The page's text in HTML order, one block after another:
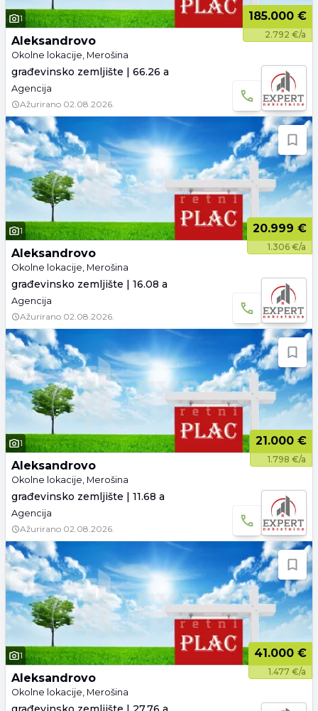
1 185.000 €
2.792 €/a
Aleksandrovo
Okolne lokacije, Merošina
građevinsko zemljište | 66.26 a
Agencija
Ažurirano 02.08.2026.
1 20.999 €
1.306 €/a
Aleksandrovo
Okolne lokacije, Merošina
građevinsko zemljište | 16.08 a
Agencija
Ažurirano 02.08.2026.
1 21.000 €
1.798 €/a
Aleksandrovo
Okolne lokacije, Merošina
građevinsko zemljište | 11.68 a
Agencija
Ažurirano 02.08.2026.
1 41.000 €
1.477 €/a
Aleksandrovo
Okolne lokacije, Merošina